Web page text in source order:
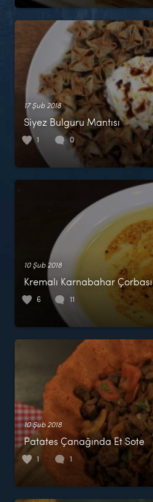
17 Şub 2018
Siyez Bulguru Mantısı
1 0
10 Şub 2018
Kremalı Karnabahar Çorbası
6 11
10 Şub 2018
Patates Çanağında Et Sote
1 1